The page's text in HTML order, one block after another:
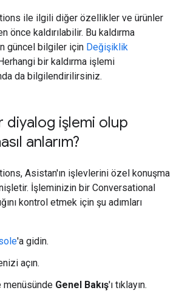
ile ilgili diğer özellikler ve ürünler
önce kaldırılabilir. Bu kaldırma
güncel bilgiler için Değişiklik
bir kaldırma işlemi
da bilgilendirilirsiniz.
diyalog işlemi olup
anlarım?
Asistan'ın işlevlerini özel konuşma
İşleminizin bir Conversational
kontrol etmek için şu adımları
'a gidin.
açın.
Genel Bakış'ı tıklayın.